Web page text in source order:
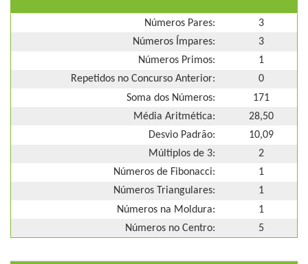
Números Pares:
3
Números Ímpares:
3
Números Primos:
1
Repetidos no Concurso Anterior:
0
Soma dos Números:
171
Média Aritmética:
28,50
Desvio Padrão:
10,09
Múltiplos de 3:
2
Números de Fibonacci:
1
Números Triangulares:
1
Números na Moldura:
1
Números no Centro:
5